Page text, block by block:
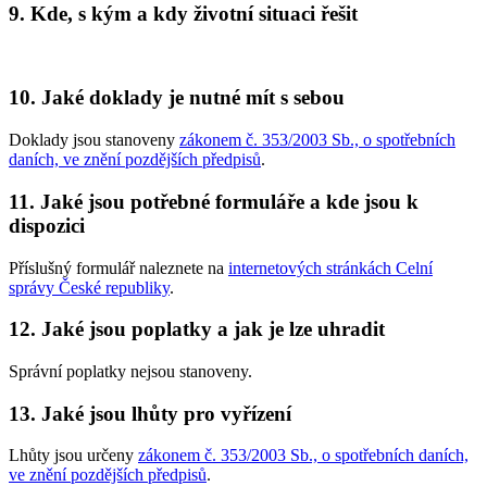
9. Kde, s kým a kdy životní situaci řešit
10. Jaké doklady je nutné mít s sebou
Doklady jsou stanoveny zákonem č. 353/2003 Sb., o spotřebních
daních, ve znění pozdějších předpisů.
11. Jaké jsou potřebné formuláře a kde jsou k
dispozici
Příslušný formulář naleznete na internetových stránkách Celní
správy České republiky.
12. Jaké jsou poplatky a jak je lze uhradit
Správní poplatky nejsou stanoveny.
13. Jaké jsou lhůty pro vyřízení
Lhůty jsou určeny zákonem č. 353/2003 Sb., o spotřebních daních,
ve znění pozdějších předpisů.